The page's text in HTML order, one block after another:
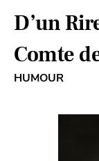
D’un
Comte
HUMOUR